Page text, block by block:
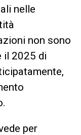
nelle
non sono
il 2025 di
per